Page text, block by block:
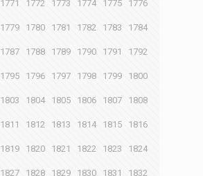
1771 1772 1773 1774 1775 1776
1779 1780 1781 1782 1783 1784
1787 1788 1789 1790 1791 1792
1795 1796 1797 1798 1799 1800
1803 1804 1805 1806 1807 1808
1811 1812 1813 1814 1815 1816
1819 1820 1821 1822 1823 1824
1827 1828 1829 1830 1831 1832